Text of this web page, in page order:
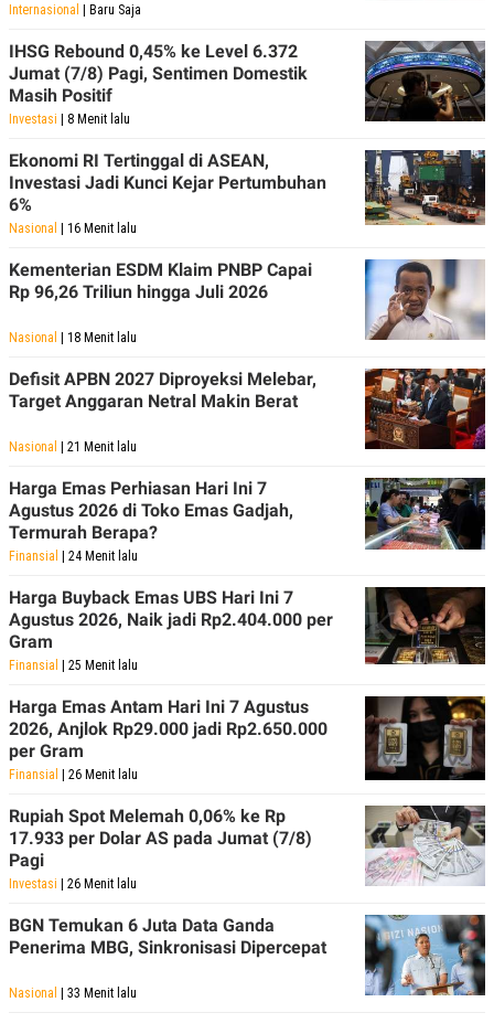
K
M
E
D
I
A
I
D
OF
USE
PEMBERITAAN
PRIVACY
POLICY
Internasional | Baru Saja
IHSG Rebound 0,45% ke Level 6.372
Jumat (7/8) Pagi, Sentimen Domestik
Masih Positif
Investasi | 8 Menit lalu
Ekonomi RI Tertinggal di ASEAN,
Investasi Jadi Kunci Kejar Pertumbuhan
6%
Nasional | 16 Menit lalu
Kementerian ESDM Klaim PNBP Capai
Rp 96,26 Triliun hingga Juli 2026
Nasional | 18 Menit lalu
Defisit APBN 2027 Diproyeksi Melebar,
Target Anggaran Netral Makin Berat
Nasional | 21 Menit lalu
Harga Emas Perhiasan Hari Ini 7
Agustus 2026 di Toko Emas Gadjah,
Termurah Berapa?
Finansial | 24 Menit lalu
Harga Buyback Emas UBS Hari Ini 7
Agustus 2026, Naik jadi Rp2.404.000 per
Gram
Finansial | 25 Menit lalu
Harga Emas Antam Hari Ini 7 Agustus
2026, Anjlok Rp29.000 jadi Rp2.650.000
per Gram
Finansial | 26 Menit lalu
Rupiah Spot Melemah 0,06% ke Rp
17.933 per Dolar AS pada Jumat (7/8)
Pagi
Investasi | 26 Menit lalu
BGN Temukan 6 Juta Data Ganda
Penerima MBG, Sinkronisasi Dipercepat
Nasional | 33 Menit lalu